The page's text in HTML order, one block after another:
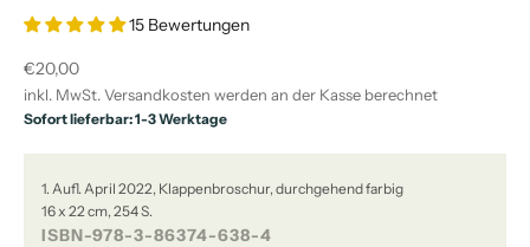
15 Bewertungen
Angebot
€20,00
inkl. MwSt. Versandkosten werden an der Kasse berechnet
Sofort lieferbar: 1-3 Werktage
1. Aufl. April 2022, Klappenbroschur, durchgehend farbig
16 x 22 cm, 254 S.
ISBN-978-3-86374-638-4